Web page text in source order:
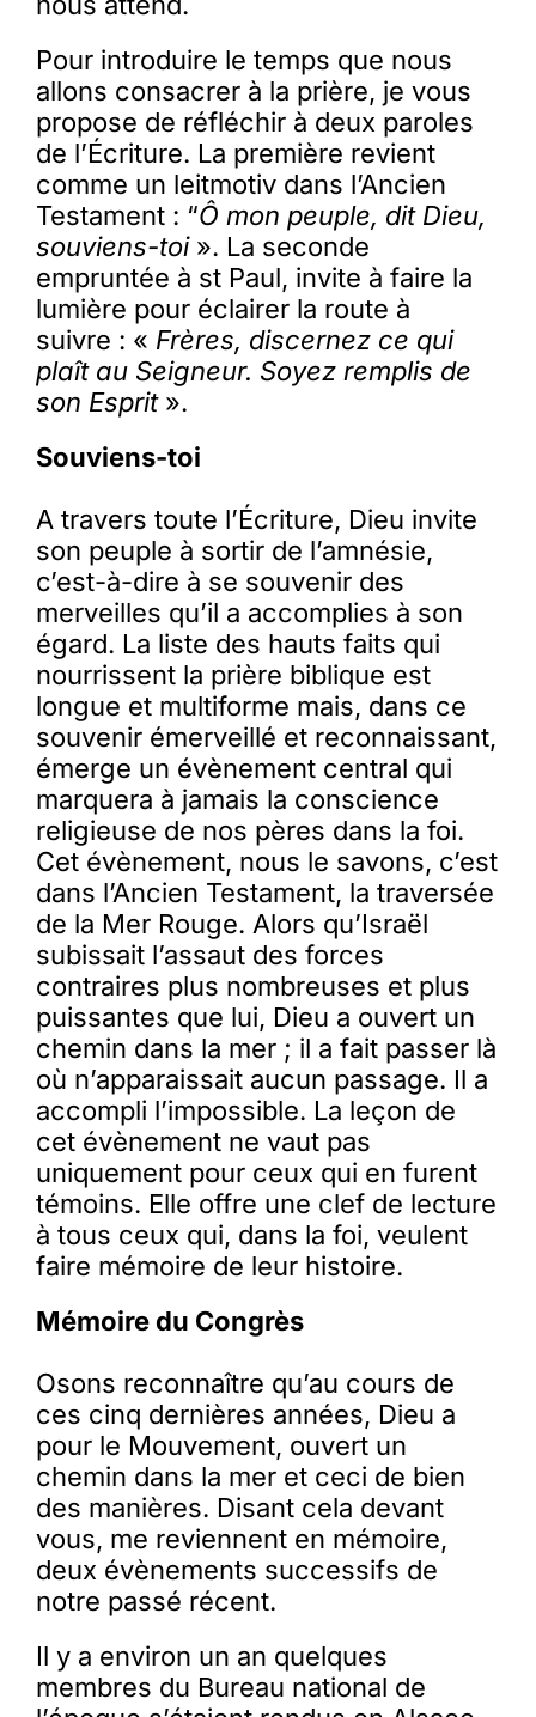
Pour introduire le temps que nous
allons consacrer à la prière, je vous
propose de réfléchir à deux paroles
de l’Écriture. La première revient
comme un leitmotiv dans l’Ancien
Testament : “Ô mon peuple, dit Dieu,
souviens-toi». La seconde
empruntée à st Paul, invite à faire la
lumière pour éclairer la route à
suivre : « Frères, discernez ce qui
plaît au Seigneur. Soyez remplis de
son Esprit».
Souviens-toi
A travers toute l’Écriture, Dieu invite
son peuple à sortir de l’amnésie,
c’est-à-dire à se souvenir des
merveilles qu’il a accomplies à son
égard. La liste des hauts faits qui
nourrissent la prière biblique est
longue et multiforme mais, dans ce
souvenir émerveillé et reconnaissant,
émerge un évènement central qui
marquera à jamais la conscience
religieuse de nos pères dans la foi.
Cet évènement, nous le savons, c’est
dans l’Ancien Testament, la traversée
de la Mer Rouge. Alors qu’Israël
subissait l’assaut des forces
contraires plus nombreuses et plus
puissantes que lui, Dieu a ouvert un
chemin dans la mer ; il a fait passer là
où n’apparaissait aucun passage. Il a
accompli l’impossible. La leçon de
cet évènement ne vaut pas
uniquement pour ceux qui en furent
témoins. Elle offre une clef de lecture
à tous ceux qui, dans la foi, veulent
faire mémoire de leur histoire.
Mémoire du Congrès
Osons reconnaître qu’au cours de
ces cinq dernières années, Dieu a
pour le Mouvement, ouvert un
chemin dans la mer et ceci de bien
des manières. Disant cela devant
vous, me reviennent en mémoire,
deux évènements successifs de
notre passé récent.
Il y a environ un an quelques
membres du Bureau national de